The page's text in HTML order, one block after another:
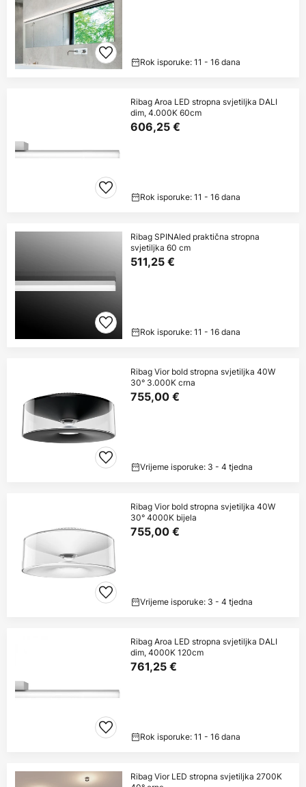
Rok isporuke: 11 - 16 dana
Ribag Aroa LED stropna svjetiljka DALI
dim, 4.000K 60cm
606,25 €
Rok isporuke: 11 - 16 dana
Ribag SPINAled praktična stropna
svjetiljka 60 cm
511,25 €
Rok isporuke: 11 - 16 dana
Ribag Vior bold stropna svjetiljka 40W
30° 3.000K crna
755,00 €
Vrijeme isporuke: 3 - 4 tjedna
Ribag Vior bold stropna svjetiljka 40W
30° 4000K bijela
755,00 €
Vrijeme isporuke: 3 - 4 tjedna
Ribag Aroa LED stropna svjetiljka DALI
dim, 4000K 120cm
761,25 €
Rok isporuke: 11 - 16 dana
Ribag Vior LED stropna svjetiljka 2700K